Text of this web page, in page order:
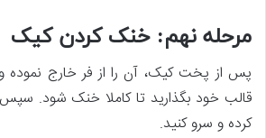
مرحله نهم: خنک کردن کیک
قالب خود بگذارید تا کاملا خنک شود.
کرده و سرو کنید.